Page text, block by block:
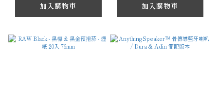
加入購物車 加入購物車